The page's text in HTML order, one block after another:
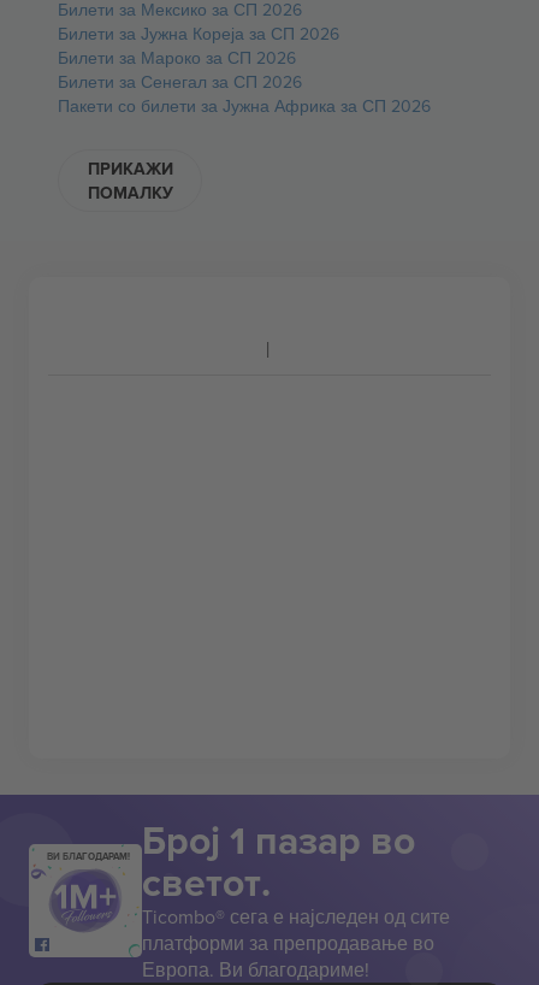
Билети за Мексико за СП 2026
Билети за Јужна Кореја за СП 2026
Билети за Мароко за СП 2026
Билети за Сенегал за СП 2026
Пакети со билети за Јужна Африка за СП 2026
ПРИКАЖИ
ПОМАЛКУ
ВИ БЛАГОДАРАМ! Број 1 пазар во
светот.
Ticombo® сега е најследен од сите
платформи за препродавање во
Европа. Ви благодариме!